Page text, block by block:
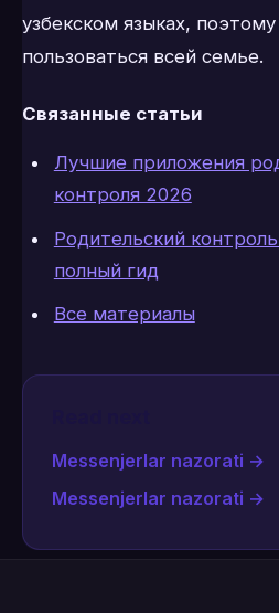
узбекском языках,
пользоваться всей семье.
Связанные статьи
Лучшие приложения
контроля 2026
Родительский
полный гид
Все материалы
Messenjerlar nazorati →
Messenjerlar nazorati →